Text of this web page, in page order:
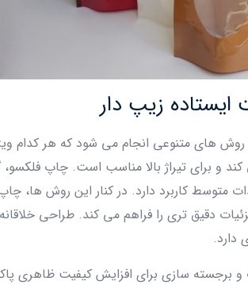
زیپ دار
روش‌ های متنوعی انجام می‌ شود که هر کدام
و برای تیراژ بالا مناسب است. چاپ فلکسو،
کاربرد دارد. در کنار این روش‌ ها، چاپ
دقیق‌ تری را فراهم می‌ کند. طراحی
دارد.
برجسته‌ سازی برای افزایش کیفیت ظاهری